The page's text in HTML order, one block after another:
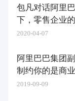
包凡对话阿里
下，零售企业
2020-04-07
阿里巴巴集团
制约你的是商
2019-09-09